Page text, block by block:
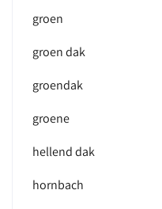
groen
groen dak
groendak
groene
hellend dak
hornbach